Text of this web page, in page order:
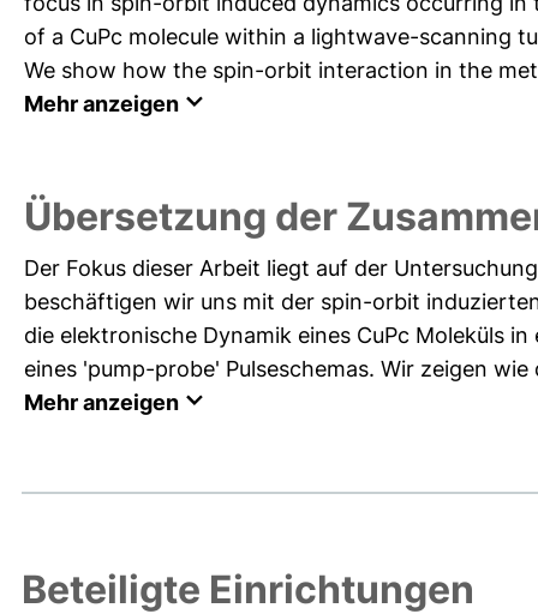
of a CuPc molecule within a lightwave-scanning
We show how the spin-orbit interaction in the
Mehr anzeigen
Übersetzung der
Der Fokus dieser Arbeit liegt auf der
beschäftigen wir uns mit der spin-orbit
die elektronische Dynamik eines CuPc Moleküls
eines 'pump-probe' Pulseschemas. Wir zeigen
Mehr anzeigen
Beteiligte Einrichtungen